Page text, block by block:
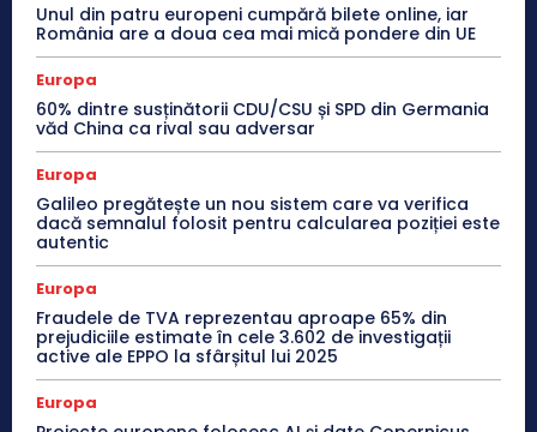
Unul din patru europeni cumpără bilete online, iar
România are a doua cea mai mică pondere din UE
Europa
60% dintre susținătorii CDU/CSU și SPD din Germania
văd China ca rival sau adversar
Europa
Galileo pregătește un nou sistem care va verifica
dacă semnalul folosit pentru calcularea poziției este
autentic
Europa
Fraudele de TVA reprezentau aproape 65% din
prejudiciile estimate în cele 3.602 de investigații
active ale EPPO la sfârșitul lui 2025
Europa